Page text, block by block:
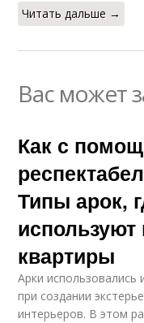
Читать дальше →
Вас может
Как с
Типы арок,
используют
квартиры
Арки использовались
при создании
интерьеров. В этом